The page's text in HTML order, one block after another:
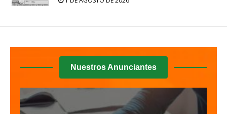
Nuestros Anunciantes